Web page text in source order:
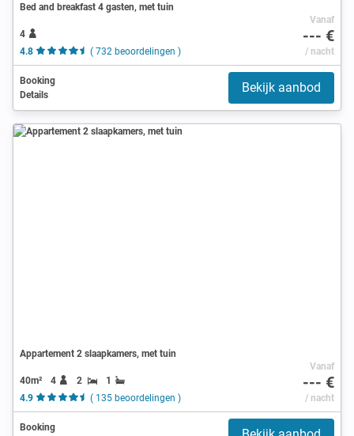
Bed and breakfast 4 gasten, met tuin
4
4.8
( 732 beoordelingen )
Vanaf
--- €
/ nacht
Booking
Details
Bekijk aanbod
Appartement 2 slaapkamers, met tuin
40m² 4 2
1
4.9
( 135 beoordelingen )
Vanaf
--- €
/ nacht
Booking